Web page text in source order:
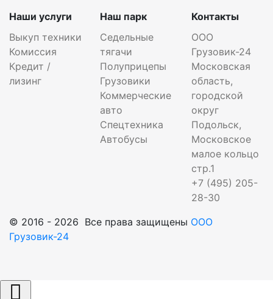
Наши услуги
Выкуп техники
Комиссия
Кредит /
лизинг
Наш парк
Седельные
тягачи
Полуприцепы
Грузовики
Коммерческие
авто
Спецтехника
Автобусы
Контакты
ООО
Грузовик-24
Московская
область,
городской
округ
Подольск,
Московское
малое кольцо
стр.1
+7 (495) 205-
28-30
© 2016 - 2026 Все права защищены ООО
Грузовик-24